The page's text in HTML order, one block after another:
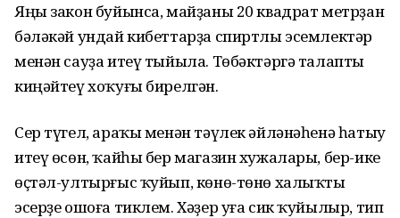
Яңы закон буйынса, майҙаны 20 квадрат метрҙан
бәләкәй ундай кибеттарҙа спиртлы эсемлектәр
менән сауҙа итеү тыйыла. Төбәктәргә талапты
киңәйтеү хоҡуғы бирелгән.
Сер түгел, араҡы менән тәүлек әйләнәһенә һатыу
итеү өсөн, ҡайһы бер магазин хужалары, бер-ике
өҫтәл-ултырғыс ҡуйып, көнө-төнө халыҡты
эсерҙе ошоға тиклем. Хәҙер уға сик ҡуйылыр, тип